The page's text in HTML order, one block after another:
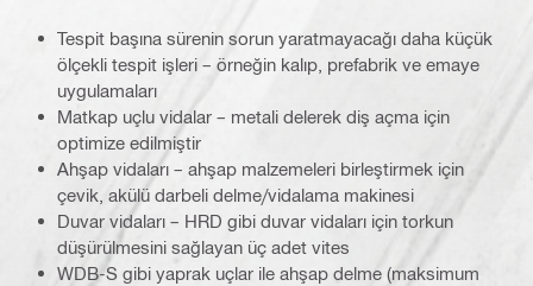
Tespit başına sürenin sorun yaratmayacağı daha küçük
ölçekli tespit işleri – örneğin kalıp, prefabrik ve emaye
uygulamaları
Matkap uçlu vidalar – metali delerek diş açma için
optimize edilmiştir
Ahşap vidaları – ahşap malzemeleri birleştirmek için
çevik, akülü darbeli delme/vidalama makinesi
Duvar vidaları – HRD gibi duvar vidaları için torkun
düşürülmesini sağlayan üç adet vites
WDB-S gibi yaprak uçlar ile ahşap delme (maksimum